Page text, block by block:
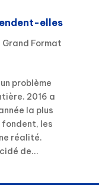
elles
Grand Format
problème
2016 a
la plus
les
réalité.
de...